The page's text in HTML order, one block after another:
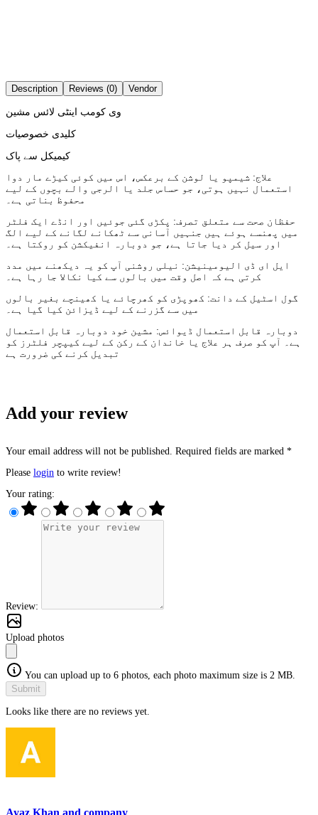
Description Reviews (0) Vendor
وی کومب اینٹی لائس مشین
کلیدی خصوصیات
کیمیکل سے پاک
علاج: شیمپو یا لوشن کے برعکس، اس میں کوئی کیڑے مار دوا
استعمال نہیں ہوتی، جو حساس جلد یا الرجی والے بچوں کے لیے
محفوظ بناتی ہے۔
حفظان صحت سے متعلق تصرف: پکڑی گئی جوئیں اور انڈے ایک فلٹر
میں پھنسے ہوئے ہیں جنہیں آسانی سے ٹھکانے لگانے کے لیے الگ
اور سیل کر دیا جاتا ہے، جو دوبارہ انفیکشن کو روکتا ہے۔
ایل ای ڈی الیومینیشن: نیلی روشنی آپ کو یہ دیکھنے میں مدد
کرتی ہے کہ اصل وقت میں بالوں سے کیا نکالا جا رہا ہے۔
گول اسٹیل کے دانت: کھوپڑی کو کھرچائے یا کھینچے بغیر بالوں
میں سے گزرنے کے لیے ڈیزائن کیا گیا ہے۔
دوبارہ قابل استعمال ڈیوائس: مشین خود دوبارہ قابل استعمال
ہے۔ آپ کو صرف ہر علاج یا خاندان کے رکن کے لیے کیپچر فلٹرز کو
تبدیل کرنے کی ضرورت ہے
Add your review
Your email address will not be published. Required fields are marked *
Please login to write review!
Your rating:
Review:
Upload photos
You can upload up to 6 photos, each photo maximum size is 2 MB.
Submit
Looks like there are no reviews yet.